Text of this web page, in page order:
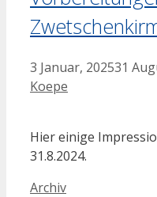
3 Januar, 202531
Koepe
Hier einige
31.8.2024.
Kategorien
Archiv